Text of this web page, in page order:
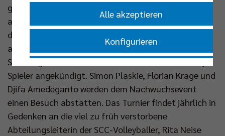
größte Turnier, dass die SCC JUNIORS jährlich
ausrichten, von starken Partnern unterstützt -
darunter der Titelsponsor der Profimannschaft oder
auch der engagierte Fanclub VolleyTigers. Für
Samstagabend (ab 18.00 Uhr) haben sich BR Volleys
Spieler angekündigt. Simon Plaskie, Florian Krage und
Djifa Amedeganto werden dem Nachwuchsevent
einen Besuch abstatten. Das Turnier findet jährlich in
Gedenken an die viel zu früh verstorbene
Abteilungsleiterin der SCC-Volleyballer, Rita Neise
Alle akzeptieren
Konfigurieren
Nur essenzielle Cookies akzeptieren
Impressum |Datenschutzerklärung